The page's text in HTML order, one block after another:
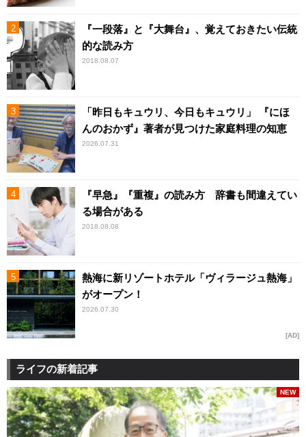
『一段落』と『大舞台』、覚えておきたい伝統
的な読み方
2018.08.07
「昨日もキュウリ、今日もキュウリ」 『にほ
んのおかず』著者が見つけた家庭料理の知恵
2026.07.31
『早急』『重複』の読み方 辞書も間違えてい
る場合がある
2018.08.08
熱海に新リゾートホテル「ヴィラージュ熱海」
がオープン！
2026.07.30
AD
ライフの新着記事
NEW